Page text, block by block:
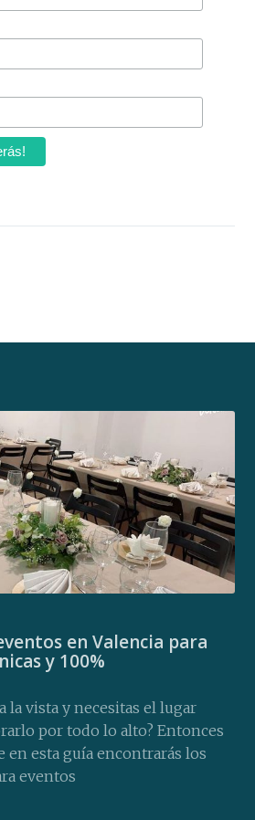
en Valencia para
y 100%
la vista y necesitas el lugar
por todo lo alto? Entonces
en esta guía encontrarás los
eventos